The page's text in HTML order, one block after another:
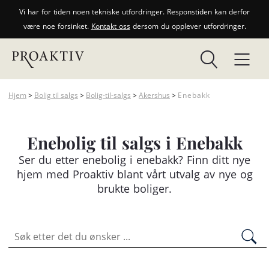
Vi har for tiden noen tekniske utfordringer. Responstiden kan derfor
være noe forsinket. Kontakt ossdersom du opplever utfordringer.
Hjem > Bolig til salgs > Bolig-til-salgs >Akershus > Enebakk
Enebolig til salgs i Enebakk
Ser du etter enebolig i enebakk? Finn ditt nye
hjem med Proaktiv blant vårt utvalg av nye og
brukte boliger.